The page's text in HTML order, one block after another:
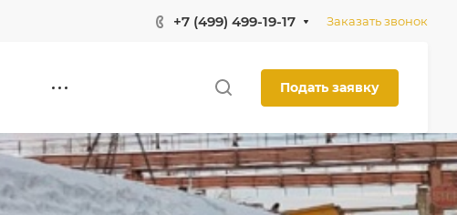
+7 (499) 499-19-17 Заказать звонок
Подать заявку